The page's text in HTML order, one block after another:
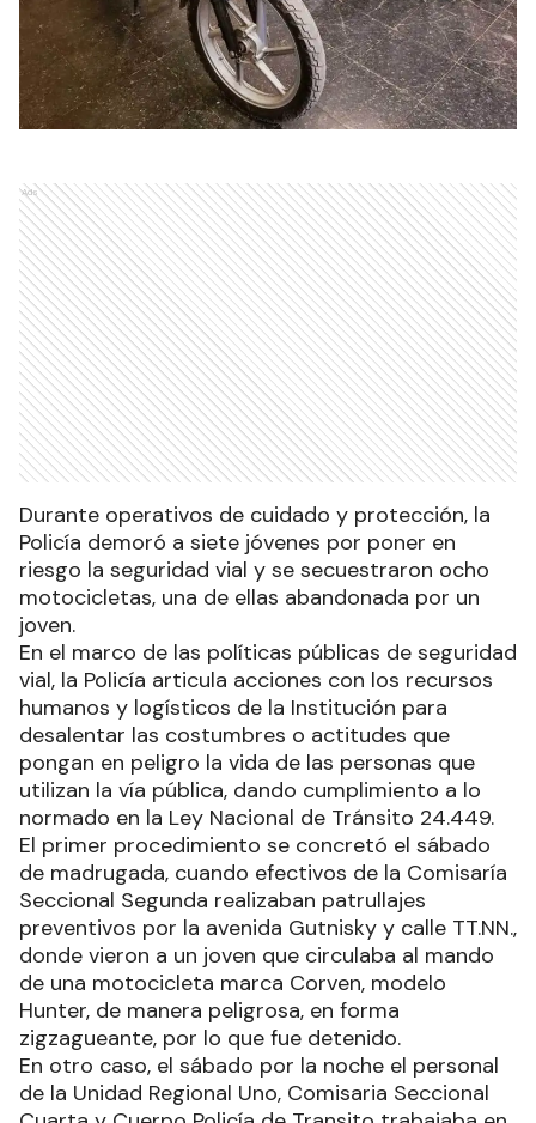
Ads
Durante operativos de cuidado y protección, la
Policía demoró a siete jóvenes por poner en
riesgo la seguridad vial y se secuestraron ocho
motocicletas, una de ellas abandonada por un
joven.
En el marco de las políticas públicas de seguridad
vial, la Policía articula acciones con los recursos
humanos y logísticos de la Institución para
desalentar las costumbres o actitudes que
pongan en peligro la vida de las personas que
utilizan la vía pública, dando cumplimiento a lo
normado en la Ley Nacional de Tránsito 24.449.
El primer procedimiento se concretó el sábado
de madrugada, cuando efectivos de la Comisaría
Seccional Segunda realizaban patrullajes
preventivos por la avenida Gutnisky y calle TT.NN.,
donde vieron a un joven que circulaba al mando
de una motocicleta marca Corven, modelo
Hunter, de manera peligrosa, en forma
zigzagueante, por lo que fue detenido.
En otro caso, el sábado por la noche el personal
de la Unidad Regional Uno, Comisaria Seccional